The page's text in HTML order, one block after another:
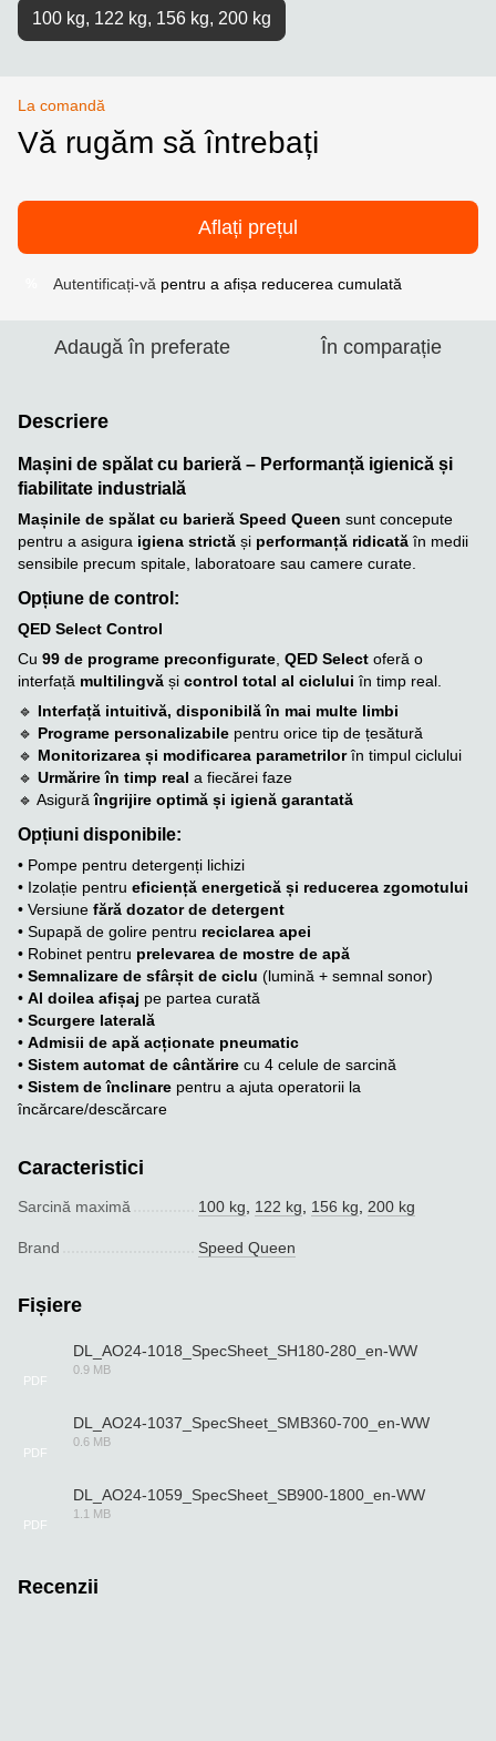
100 kg, 122 kg, 156 kg, 200 kg
La comandă
Vă rugăm să întrebați
Aflați prețul
Autentificați-vă pentru a afișa reducerea cumulată
Adaugă în preferate În comparație
Descriere
Mașini de spălat cu barieră – Performanță igienică și
fiabilitate industrială
Mașinile de spălat cu barieră Speed Queen sunt concepute
pentru a asigura igiena strictă și performanță ridicată în medii
sensibile precum spitale, laboratoare sau camere curate.
Opțiune de control:
QED Select Control
Cu 99 de programe preconfigurate QED Select oferă o
interfață multilingvă și control total al ciclului în timp real.
🔹 Interfață intuitivă, disponibilă în mai multe limbi
🔹 Programe personalizabile pentru orice tip de țesătură
🔹 Monitorizarea și modificarea parametrilorîn timpul ciclului
🔹 Urmărire în timp real a fiecărei faze
🔹 Asigurăîngrijire optimă și igienă garantată
Opțiuni disponibile:
• Pompe pentru detergenți lichizi
• Izolație pentru eficiență energetică și reducerea zgomotului
• Versiune fără dozator de detergent
• Supapă de golire pentru reciclarea apei
• Robinet pentru prelevarea de mostre de apă
• Semnalizare de sfârșit de ciclu (lumină + semnal sonor)
• Al doilea afișaj pe partea curată
• Scurgere laterală
• Admisii de apă acționate pneumatic
• Sistem automat de cântărire cu 4 celule de sarcină
• Sistem de înclinare pentru a ajuta operatorii la
încărcare/descărcare
Caracteristici
Sarcină maximă 100 kg 122 kg 156 kg 200 kg
Brand Speed Queen
Fișiere
PDF
DL_AO24-1018_SpecSheet_SH180-280_en-WW
0.9 MB
PDF
DL_AO24-1037_SpecSheet_SMB360-700_en-WW
0.6 MB
PDF
DL_AO24-1059_SpecSheet_SB900-1800_en-WW
1.1 MB
Recenzii